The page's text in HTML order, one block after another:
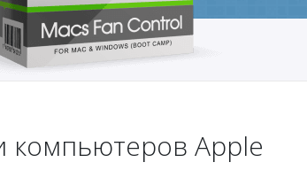
компьютеров Apple